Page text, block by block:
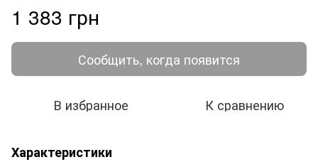
1 383 грн
Сообщить, когда появится
В избранное К сравнению
Характеристики